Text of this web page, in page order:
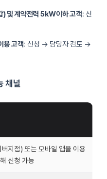
) 및 계약전력 5kW이하 고객: 신
용 고객: 신청 → 담당자 검토 →
채널
지점) 또는 모바일 앱을 이용
해 신청 가능